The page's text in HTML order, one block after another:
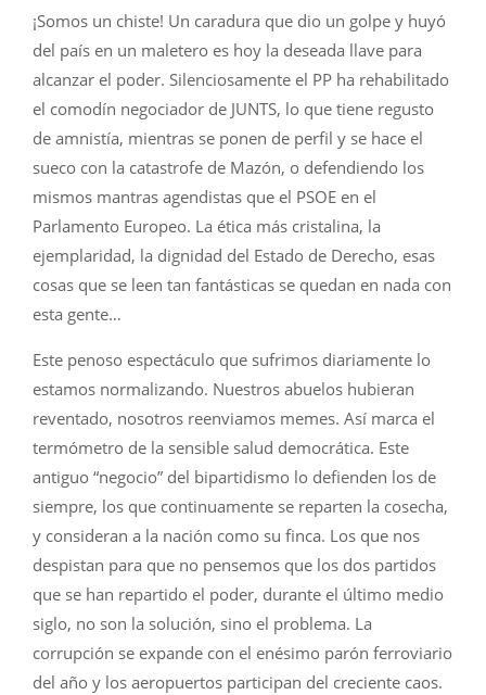
¡Somos un chiste! Un caradura que dio un golpe y huyó
del país en un maletero es hoy la deseada llave para
alcanzar el poder. Silenciosamente el PP ha rehabilitado
el comodín negociador de JUNTS, lo que tiene regusto
de amnistía, mientras se ponen de perfil y se hace el
sueco con la catastrofe de Mazón, o defendiendo los
mismos mantras agendistas que el PSOE en el
Parlamento Europeo. La ética más cristalina, la
ejemplaridad, la dignidad del Estado de Derecho, esas
cosas que se leen tan fantásticas se quedan en nada con
esta gente…
Este penoso espectáculo que sufrimos diariamente lo
estamos normalizando. Nuestros abuelos hubieran
reventado, nosotros reenviamos memes. Así marca el
termómetro de la sensible salud democrática. Este
antiguo “negocio” del bipartidismo lo defienden los de
siempre, los que continuamente se reparten la cosecha,
y consideran a la nación como su finca. Los que nos
despistan para que no pensemos que los dos partidos
que se han repartido el poder, durante el último medio
siglo, no son la solución, sino el problema. La
corrupción se expande con el enésimo parón ferroviario
del año y los aeropuertos participan del creciente caos.